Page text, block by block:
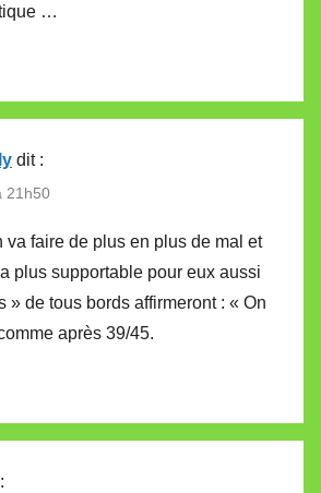
…
dit :
21h50
va faire de plus en plus de mal et
plus supportable pour eux aussi
» de tous bords affirmeront : « On
après 39/45.